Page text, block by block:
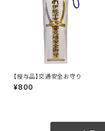
【授与品】交通安全お守り
¥800